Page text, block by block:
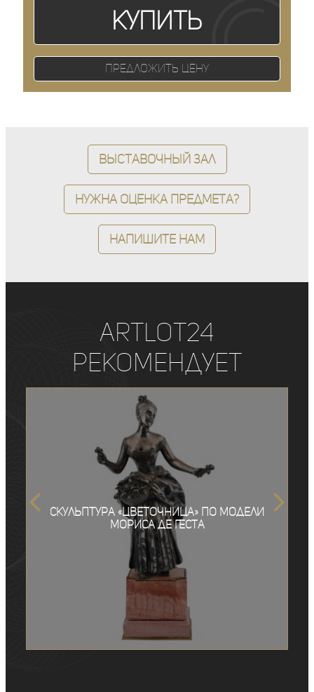
Купить
Предложить цену
Выставочный зал
Нужна оценка предмета?
Напишите нам
ArtLot24
рекомендует
Скульптура «Цветочница» по модели
Мориса де Геста